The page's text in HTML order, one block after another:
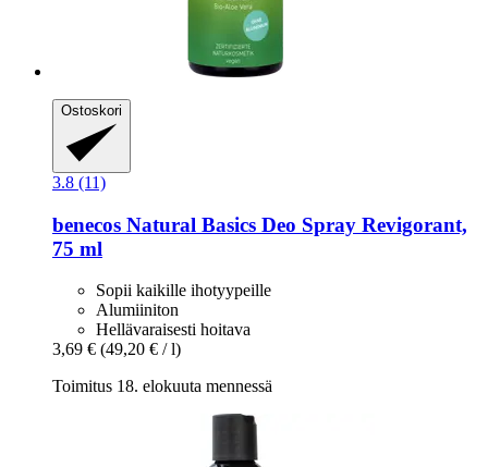
Ostoskori
3.8 (11)
benecos Natural Basics Deo Spray Revigorant,
75 ml
Sopii kaikille ihotyypeille
Alumiiniton
Hellävaraisesti hoitava
3,69 € (49,20 € / l)
Toimitus 18. elokuuta mennessä